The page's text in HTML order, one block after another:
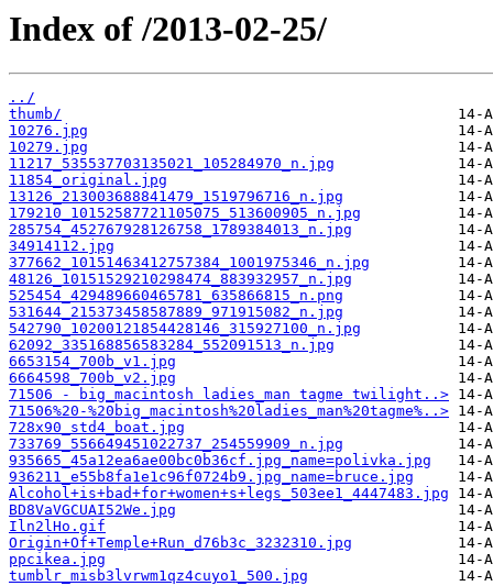
Index of /2013-02-25/
../
thumb/
10276.jpg
10279.jpg
11217_535537703135021_105284970_n.jpg
11854_original.jpg
13126_213003688841479_1519796716_n.jpg
179210_10152587721105075_513600905_n.jpg
285754_452767928126758_1789384013_n.jpg
34914112.jpg
377662_10151463412757384_1001975346_n.jpg
48126_10151529210298474_883932957_n.jpg
525454_429489660465781_635866815_n.png
531644_215373458587889_971915082_n.jpg
542790_10200121854428146_315927100_n.jpg
62092_335168856583284_552091513_n.jpg
6653154_700b_v1.jpg
6664598_700b_v2.jpg
71506 - big_macintosh ladies_man tagme twilight..>
71506%20-%20big_macintosh%20ladies_man%20tagme%..>
728x90_std4_boat.jpg
733769_556649451022737_254559909_n.jpg
935665_45a12ea6ae00bc0b36cf.jpg_name=polivka.jpg
936211_e55b8fa1e1c96f0724b9.jpg_name=bruce.jpg
Alcohol+is+bad+for+women+s+legs_503ee1_4447483.jpg
BD8VaVGCUAI52We.jpg
Iln2lHo.gif
Origin+Of+Temple+Run_d76b3c_3232310.jpg
ppcikea.jpg
tumblr_misb3lvrwm1qz4cuyo1_500.jpg